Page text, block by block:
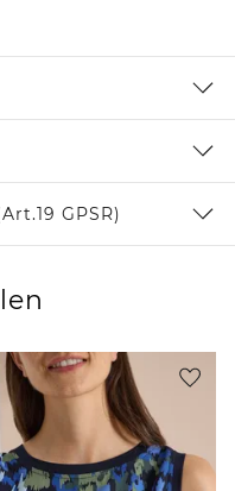
GPSR)